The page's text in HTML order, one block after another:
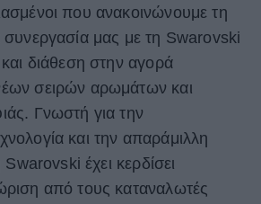
που ανακοινώνουμε τη
συνεργασία μας με τη Swarovski
διάθεση στην αγορά
σειρών αρωμάτων και
Γνωστή για την
και την απαράμιλλη
Swarovski έχει κερδίσει
από τους καταναλωτές